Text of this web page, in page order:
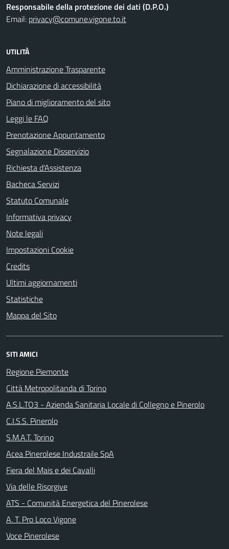
Responsabile della protezione dei dati (D.P.O.)
Email: privacy@comune.vigone.to.it
UTILITÀ
Amministrazione Trasparente
Dichiarazione di accessibilità
Piano di miglioramento del sito
Leggi le FAQ
Prenotazione Appuntamento
Segnalazione Disservizio
Richiesta d'Assistenza
Bacheca Servizi
Statuto Comunale
Informativa privacy
Note legali
Impostazioni Cookie
Credits
Ultimi aggiornamenti
Statistiche
Mappa del Sito
SITI AMICI
Regione Piemonte
Città Metropolitanda di Torino
A.S.L.TO3 - Azienda Sanitaria Locale di Collegno e Pinerolo
C.I.S.S. Pinerolo
S.M.A.T. Torino
Acea Pinerolese Industraile SpA
Fiera del Mais e dei Cavalli
Via delle Risorgive
ATS - Comunità Energetica del Pinerolese
A. T. Pro Loco Vigone
Voce Pinerolese